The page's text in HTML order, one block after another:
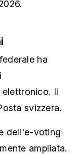
ha
Il
svizzera.
dell'e-voting
ampliata.